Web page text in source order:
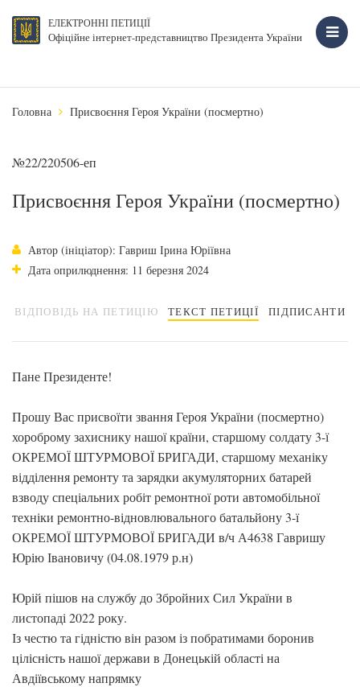
ЕЛЕКТРОННІ ПЕТИЦІЇ
Офіційне інтернет-представництво Президента України
Головна Присвоєння Героя України (посмертно)
№22/220506-еп
Присвоєння Героя України (посмертно)
Автор (ініціатор): Гавриш Ірина Юріївна
Дата оприлюднення: 11 березня 2024
ВІДПОВІДЬ НА ПЕТИЦІЮ ТЕКСТ ПЕТИЦІЇ ПІДПИСАНТИ
Пане Президенте!
Прошу Вас присвоїти звання Героя України (посмертно)
хороброму захиснику нашої країни, старшому солдату 3-ї
ОКРЕМОЇ ШТУРМОВОЇ БРИГАДИ, старшому механіку
відділення ремонту та зарядки акумуляторних батарей
взводу спеціальних робіт ремонтної роти автомобільної
техніки ремонтно-відновлювального батальйону 3-ї
ОКРЕМОЇ ШТУРМОВОЇ БРИГАДИ в/ч А4638 Гавришу
Юрію Івановичу (04.08.1979 р.н)
Юрій пішов на службу до Збройних Сил України в
листопаді 2022 року.
Із честю та гідністю він разом із побратимами боронив
цілісність нашої держави в Донецькій області на
Авдіївському напрямку